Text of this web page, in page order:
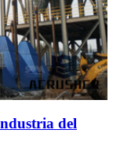
del